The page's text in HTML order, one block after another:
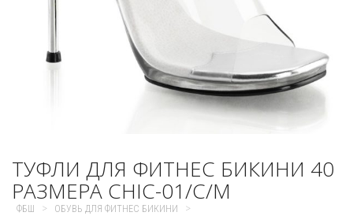
ТУФЛИ ДЛЯ ФИТНЕС БИКИНИ 40
РАЗМЕРА CHIC-01/C/M
ФБШ > ОБУВЬ ДЛЯ ФИТНЕС БИКИНИ >